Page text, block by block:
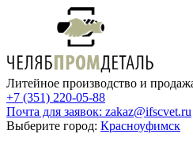
Литейное производство и
+7 (351) 220-05-88
Почта для заявок: zakaz@ifscvet.ru
Выберите город: Красноуфимск